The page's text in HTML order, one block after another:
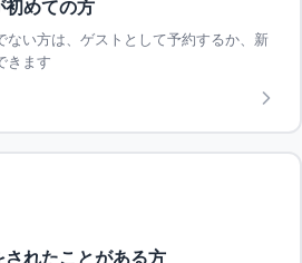
初めての方
ない方は、ゲストとして予約するか、新
きます
れたことがある方